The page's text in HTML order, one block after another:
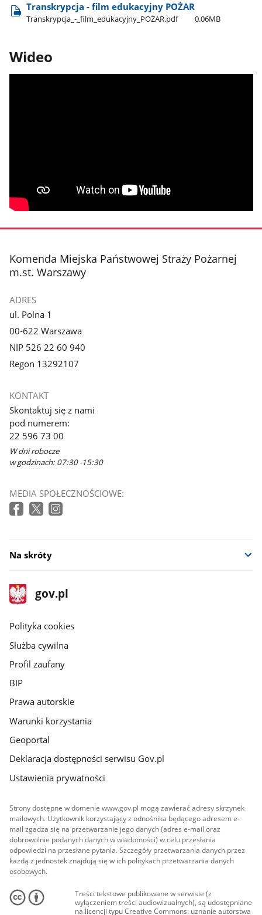
Transkrypcja - film edukacyjny POŻAR
Transkrypcja​_-​_film​_edukacyjny​_POŻAR.pdf 0.06MB
Wideo
stopka
Komenda Miejska Państwowej Straży Pożarnej
m.st. Warszawy
ADRES
ul. Polna 1
00-622 Warszawa
NIP 526 22 60 940
Regon 13292107
KONTAKT
Skontaktuj się z nami
pod numerem:
22 596 73 00
W dni robocze
w godzinach: 07:30 -15:30
MEDIA SPOŁECZNOŚCIOWE:
Na skróty
stopka
gov.pl
Strona
gov.pl
gov.pl
Polityka cookies
Służba cywilna
Profil zaufany
BIP
Prawa autorskie
Warunki korzystania
Geoportal
Deklaracja dostępności serwisu Gov.pl
Ustawienia prywatności
Strony dostępne w domenie www.gov.pl mogą zawierać adresy skrzynek
mailowych. Użytkownik korzystający z odnośnika będącego adresem e-
mail zgadza się na przetwarzanie jego danych (adres e-mail oraz
dobrowolnie podanych danych w wiadomości) w celu przesłania
odpowiedzi na przesłane pytania. Szczegóły przetwarzania danych przez
każdą z jednostek znajdują się w ich politykach przetwarzania danych
osobowych.
Treści tekstowe publikowane w serwisie (z
wyłączeniem treści audiowizualnych), są udostępniane
na licencji typu Creative Commons: uznanie autorstwa